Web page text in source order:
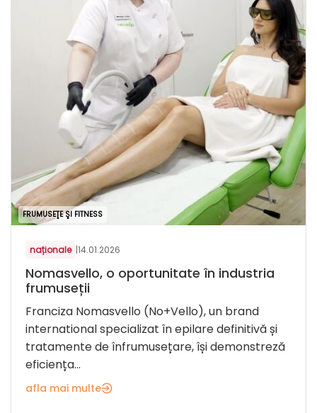
FRUMUSEŢE ŞI FITNESS
naționale |14.01.2026
Nomasvello, o oportunitate în industria
frumuseții
Franciza Nomasvello (No+Vello), un brand
international specializat în epilare definitivă și
tratamente de înfrumusețare, își demonstreză
eficiența...
afla mai multe